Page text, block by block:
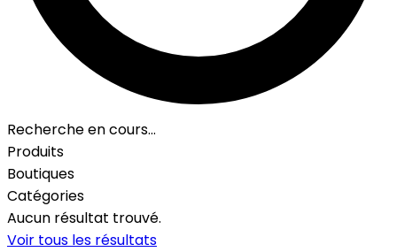
Recherche en cours…
Produits
Boutiques
Catégories
Aucun résultat trouvé.
Voir tous les résultats